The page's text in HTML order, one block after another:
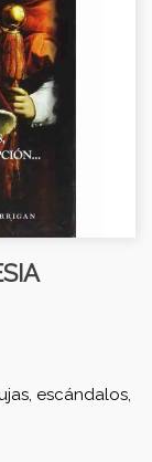
escándalos,